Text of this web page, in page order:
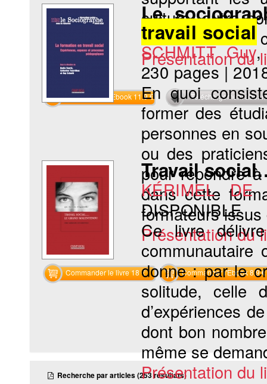
culture, autre
du lien social. À
Présentation du
Commander l'Ebook 11.9 € Téléchargement
Le
travail social
SCHMITT Guy
230 pages|
En quoi
former des
personnes en
ou des
pour répondre
dans cette
formateurs issus
Présentation du
Commander le livre 18 € Commander l'Ebook 8.9 €
Travail
KÉRIMEL DE
DISPONIBLE
Ce livre
communautaire
donne : par le
solitude, celle
d’expériences
dont bon
même se
Présentation du
Recherche par articles (253 résultats)